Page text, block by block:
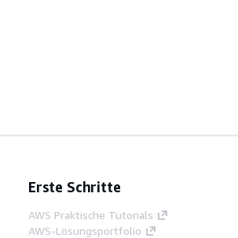
Erste Schritte
AWS Praktische Tutorials
AWS-Lösungsportfolio